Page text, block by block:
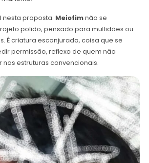
nesta proposta. Meiofimnão se
polido, pensado para multidões ou
É criatura esconjurada, coisa que se
permissão, reflexo de quem não
estruturas convencionais.